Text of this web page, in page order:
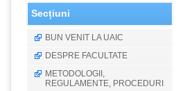
Secțiuni
BUN VENIT LA UAIC
DESPRE FACULTATE
METODOLOGII,
REGULAMENTE, PROCEDURI